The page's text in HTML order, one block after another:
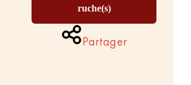
ruche(s)
Partager